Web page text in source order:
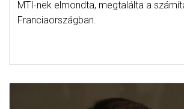
MTI-nek elmondta, megtalálta a
Franciaországban.